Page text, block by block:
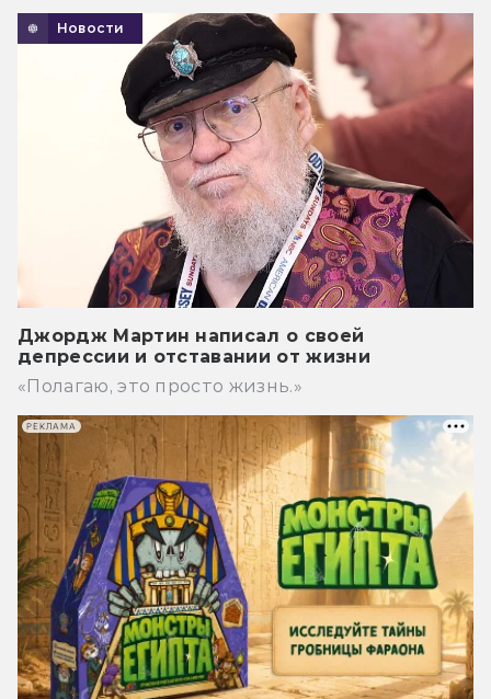
Новости
Джордж Мартин написал о своей
депрессии и отставании от жизни
«Полагаю, это просто жизнь.»
РЕКЛАМА